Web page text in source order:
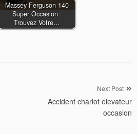
Massey Ferguson 140
Super Occasion :
Trouvez Votre…
Next Post
Accident chariot elevateur
occasion